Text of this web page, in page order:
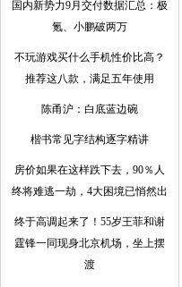
国内新势力9月交付数据汇总：极
氪、小鹏破两万
不玩游戏买什么手机性价比高？
推荐这八款，满足五年使用
陈甬沪：白底蓝边碗
楷书常见字结构逐字精讲
房价如果在这样跌下去，90％人
终将难逃一劫，4大困境已悄然出
终于高调起来了！55岁王菲和谢
霆锋一同现身北京机场，坐上摆
渡